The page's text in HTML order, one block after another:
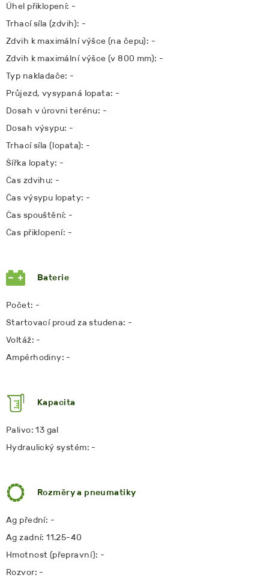
Úhel přiklopení: -
Trhací síla (zdvih): -
Zdvih k maximální výšce (na čepu): -
Zdvih k maximální výšce (v 800 mm): -
Typ nakladače: -
Průjezd, vysypaná lopata: -
Dosah v úrovni terénu: -
Dosah výsypu: -
Trhací síla (lopata): -
Šířka lopaty: -
Čas zdvihu: -
Čas výsypu lopaty: -
Čas spouštění: -
Čas přiklopení: -
Baterie
Počet: -
Startovací proud za studena: -
Voltáž: -
Ampérhodiny: -
Kapacita
Palivo: 13 gal
Hydraulický systém: -
Rozměry a pneumatiky
Ag přední: -
Ag zadní: 11.25-40
Hmotnost (přepravní): -
Rozvor: -